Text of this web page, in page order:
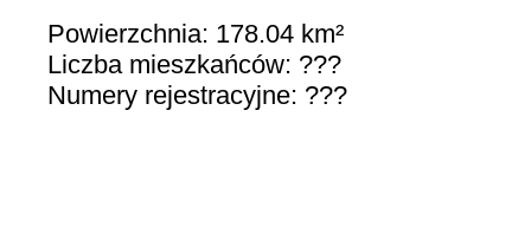
Powierzchnia: 178.04 km²
Liczba mieszkańców: ???
Numery rejestracyjne: ???